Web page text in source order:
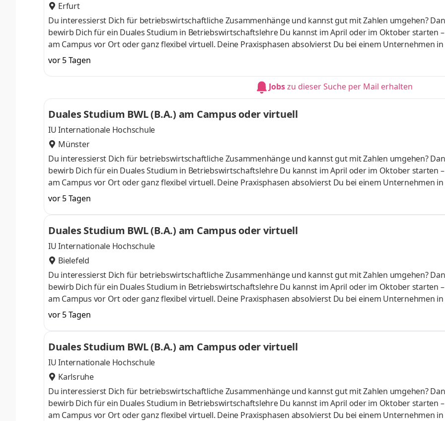
Erfurt
Du interessierst Dich für betriebswirtschaftliche Zusammenhänge und kannst gut mit Zahlen umgehen?
bewirb Dich für ein Duales Studium in Betriebswirtschaftslehre Du kannst im April oder im Oktober starten
am Campus vor Ort oder ganz flexibel virtuell. Deine Praxisphasen absolvierst Du bei einem Unternehmen
Nähe. Ab dem 3. Semester belegst Du eine von fünf Spezialisierungsmöglichkeiten – und kannst Dich so noch
gezielter auf Deinen Traumjob vorbereiten: Accounting &
ControllingSteuerberatungSozialmanagementHandelsmanagementLogistikmanagement Aufgaben Du
Studium ohne Numerus clausus oder Aufnahmeprüfung startenDu absolvierst ein staatlich anerkanntes
vor 5 Tagen
Jobszu dieser Suche per Mail erhalten
Duales Studium BWL (B.A.) am Campus oder virtuell
IU Internationale Hochschule
Münster
Du interessierst Dich für betriebswirtschaftliche Zusammenhänge und kannst gut mit Zahlen umgehen?
bewirb Dich für ein Duales Studium in Betriebswirtschaftslehre Du kannst im April oder im Oktober starten
am Campus vor Ort oder ganz flexibel virtuell. Deine Praxisphasen absolvierst Du bei einem Unternehmen
Nähe. Ab dem 3. Semester belegst Du eine von fünf Spezialisierungsmöglichkeiten – und kannst Dich so noch
gezielter auf Deinen Traumjob vorbereiten: Accounting &
ControllingSteuerberatungSozialmanagementHandelsmanagementLogistikmanagement Aufgaben Du
Studium ohne Numerus clausus oder Aufnahmeprüfung startenDu absolvierst ein staatlich anerkanntes
vor 5 Tagen
Duales Studium BWL (B.A.) am Campus oder virtuell
IU Internationale Hochschule
Bielefeld
Du interessierst Dich für betriebswirtschaftliche Zusammenhänge und kannst gut mit Zahlen umgehen?
bewirb Dich für ein Duales Studium in Betriebswirtschaftslehre Du kannst im April oder im Oktober starten
am Campus vor Ort oder ganz flexibel virtuell. Deine Praxisphasen absolvierst Du bei einem Unternehmen
Nähe. Ab dem 3. Semester belegst Du eine von fünf Spezialisierungsmöglichkeiten – und kannst Dich so noch
gezielter auf Deinen Traumjob vorbereiten: Accounting &
ControllingSteuerberatungSozialmanagementHandelsmanagementLogistikmanagement Aufgaben Du
Studium ohne Numerus clausus oder Aufnahmeprüfung startenDu absolvierst ein staatlich anerkanntes
vor 5 Tagen
Duales Studium BWL (B.A.) am Campus oder virtuell
IU Internationale Hochschule
Karlsruhe
Du interessierst Dich für betriebswirtschaftliche Zusammenhänge und kannst gut mit Zahlen umgehen?
bewirb Dich für ein Duales Studium in Betriebswirtschaftslehre Du kannst im April oder im Oktober starten
am Campus vor Ort oder ganz flexibel virtuell. Deine Praxisphasen absolvierst Du bei einem Unternehmen